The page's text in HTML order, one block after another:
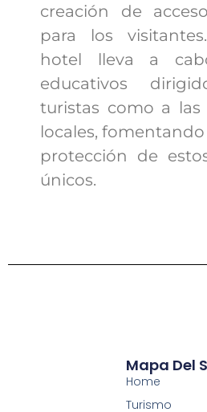
creación de
para los
hotel lleva a
educativos
turistas como a las
locales,
protección de
únicos.
Mapa Del
Home
Turismo